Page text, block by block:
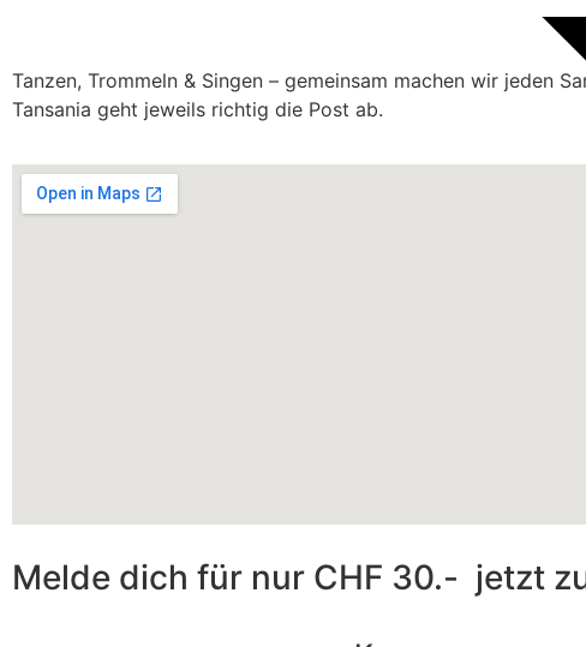
Tanzen, Trommeln & Singen – gemeinsam machen wir jeden
Tansania geht jeweils richtig die Post ab.
Melde dich für nur CHF 30.- jetzt